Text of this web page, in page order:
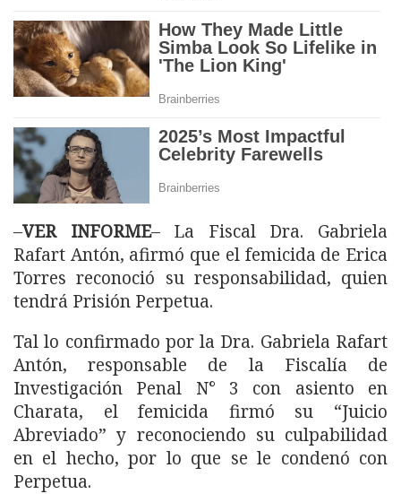
–VER INFORME– La Fiscal Dra. Gabriela
Rafart Antón, afirmó que el femicida de Erica
Torres reconoció su responsabilidad, quien
tendrá Prisión Perpetua.
Tal lo confirmado por la Dra. Gabriela Rafart
Antón, responsable de la Fiscalía de
Investigación Penal N° 3 con asiento en
Charata, el femicida firmó su “Juicio
Abreviado” y reconociendo su culpabilidad
en el hecho, por lo que se le condenó con
Perpetua.